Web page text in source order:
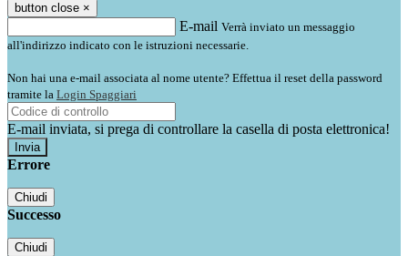
button close ×
E-mail Verrà inviato un messaggio
all'indirizzo indicato con le istruzioni necessarie.
Non hai una e-mail associata al nome utente? Effettua il reset della password
tramite la Login Spaggiari
E-mail inviata, si prega di controllare la casella di posta elettronica!
Errore
Chiudi
Successo
Chiudi